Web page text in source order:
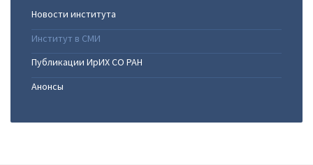
Новости института
Институт в СМИ
Публикации ИрИХ СО РАН
Анонсы